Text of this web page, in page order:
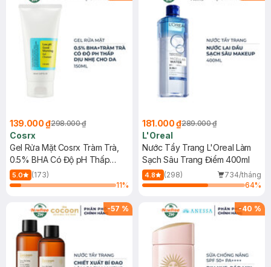
139.000 ₫298.000 ₫
Cosrx
Gel Rửa Mặt Cosrx Tràm Trà,
0.5% BHA Có Độ pH Thấp
150ml
5.0
(173)
11%
181.000 ₫289.000 ₫
L'Oreal
Nước Tẩy Trang L'Oreal Làm
Sạch Sâu Trang Điểm 400ml
4.8 (298)
734/tháng
64%
-57 % -40 %